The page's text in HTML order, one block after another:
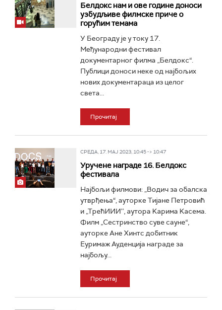
Белдокс нам и ове године доноси
узбудљиве филмске приче о
горућим темама
У Београду је у току 17.
Међународни фестивал
документарног филма „Белдокс“.
Публици доноси неке од најбољих
нових документараца из целог
света...
Прочитај
СРЕДА, 17. МАЈ 2023, 10:45 -> 10:47
Уручене награде 16. Белдокс
фестивала
Најбољи филмови: „Водич за обалска
утврђења“, ауторке Тијане Петровић
и „ТрећИИИ’’, аутора Kарима Kасема.
Филм „Сестринство суве сауне“,
ауторке Ане Хинтс добитник
Еуримаж Ауденција награде за
најбољу...
Прочитај